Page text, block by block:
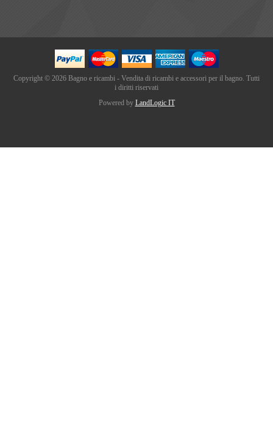
Copyright © 2026 Bagno e ricambi - Vendita di ricambi e accessori per il bagno. Tutti
i diritti riservati
Powered by LandLogic IT